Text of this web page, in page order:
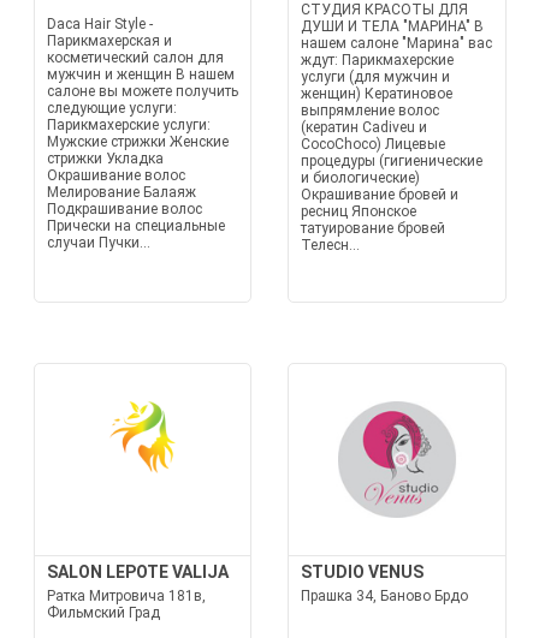
Daca Hair Style -
Парикмахерская и
косметический салон для
мужчин и женщин В нашем
салоне вы можете получить
следующие услуги:
Парикмахерские услуги:
Мужские стрижки Женские
стрижки Укладка
Окрашивание волос
Мелирование Балаяж
Подкрашивание волос
Прически на специальные
случаи Пучки...
СТУДИЯ КРАСОТЫ ДЛЯ
ДУШИ И ТЕЛА "МАРИНА" В
нашем салоне "Марина" вас
ждут: Парикмахерские
услуги (для мужчин и
женщин) Кератиновое
выпрямление волос
(кератин Cadiveu и
CocoChoco) Лицевые
процедуры (гигиенические
и биологические)
Окрашивание бровей и
ресниц Японское
татуирование бровей
Телесн...
SALON LEPOTE VALIJA
Ратка Митровича 181в,
Фильмский Град
STUDIO VENUS
Прашка 34, Баново Брдо